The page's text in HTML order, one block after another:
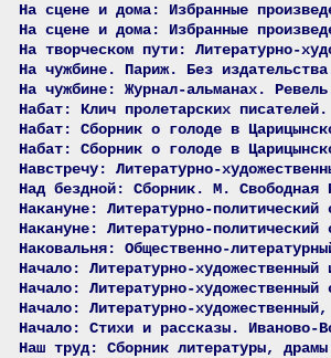
На сцене и дома: Избранные
На сцене и дома: Избранные
На творческом пути: Литературно-
На чужбине. Париж. Без
На чужбине: Журнал-альманах.
Набат: Клич пролетарских
Набат: Сборник о голоде в
Набат: Сборник о голоде в
Навстречу: Литературно-
Над бездной: Сборник. М. Свободная
Накануне: Литературно-
Накануне: Литературно-
Наковальня: Общественно-
Начало: Литературно-
Начало: Литературно-
Начало: Литературно-
Начало: Стихи и рассказы. Иваново-
Наш труд: Сборник литературы,